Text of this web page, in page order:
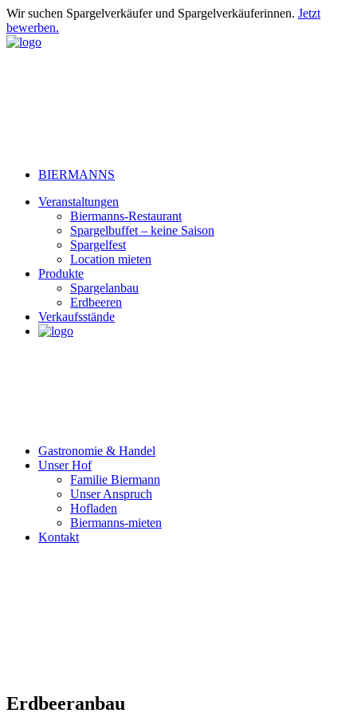
Wir suchen Spargelverkäufer und Spargelverkäuferinnen. Jetzt
bewerben.
BIERMANNS
Veranstaltungen
Biermanns-Restaurant
Spargelbuffet – keine Saison
Spargelfest
Location mieten
Produkte
Spargelanbau
Erdbeeren
Verkaufsstände
Gastronomie & Handel
Unser Hof
Familie Biermann
Unser Anspruch
Hofladen
Biermanns-mieten
Kontakt
Erdbeeranbau